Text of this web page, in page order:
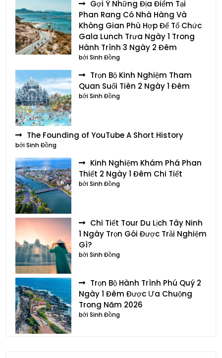
Gợi Ý Những Địa Điểm Tại
Phan Rang Có Nhà Hàng Và
Không Gian Phù Hợp Để Tổ Chức
Gala Lunch Trưa Ngày 1 Trong
Hành Trình 3 Ngày 2 Đêm
bởi Sinh Đồng
Trọn Bộ Kinh Nghiệm Tham
Quan Suối Tiên 2 Ngày 1 Đêm
bởi Sinh Đồng
The Founding of YouTube A Short History
bởi Sinh Đồng
Kinh Nghiệm Khám Phá Phan
Thiết 2 Ngày 1 Đêm Chi Tiết
bởi Sinh Đồng
Chi Tiết Tour Du Lịch Tây Ninh
1 Ngày Trọn Gói Được Trải Nghiệm
Gì?
bởi Sinh Đồng
Trọn Bộ Hành Trình Phú Quý 2
Ngày 1 Đêm Được Ưa Chuộng
Trong Năm 2026
bởi Sinh Đồng